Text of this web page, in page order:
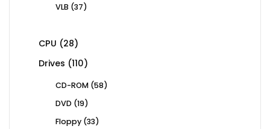
VLB 3737
CPU 2828
Drives 110110
CD-ROM 5858
DVD 1919
Floppy 3333